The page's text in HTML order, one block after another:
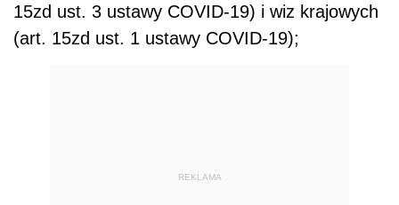
15zd ust. 3 ustawy COVID-19) i wiz krajowych
(art. 15zd ust. 1 ustawy COVID-19);
REKLAMA